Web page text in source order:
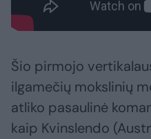
Šio pirmojo
ilgamečių mokslinių
atliko pasaulinė
kaip Kvinslendo